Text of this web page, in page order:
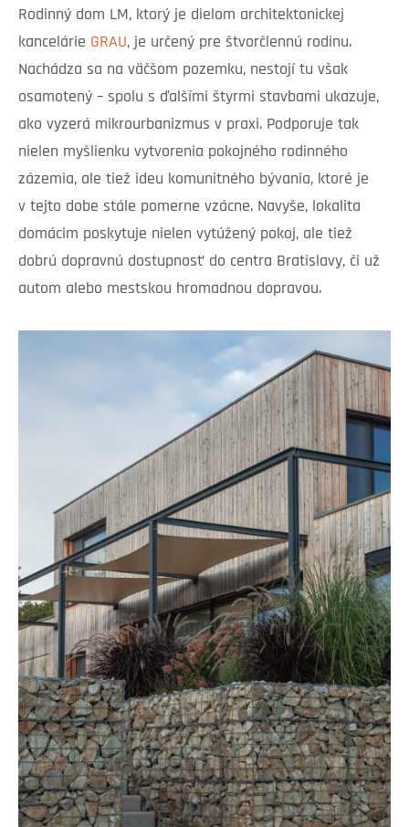
Rodinný dom LM, ktorý je dielom architektonickej
kancelárie GRAU, je určený pre štvorčlennú rodinu.
Nachádza sa na väčšom pozemku, nestojí tu však
osamotený – spolu s ďalšími štyrmi stavbami ukazuje,
ako vyzerá mikrourbanizmus v praxi. Podporuje tak
nielen myšlienku vytvorenia pokojného rodinného
zázemia, ale tiež ideu komunitného bývania, ktoré je
v tejto dobe stále pomerne vzácne. Navyše, lokalita
domácim poskytuje nielen vytúžený pokoj, ale tiež
dobrú dopravnú dostupnosť do centra Bratislavy, či už
autom alebo mestskou hromadnou dopravou.